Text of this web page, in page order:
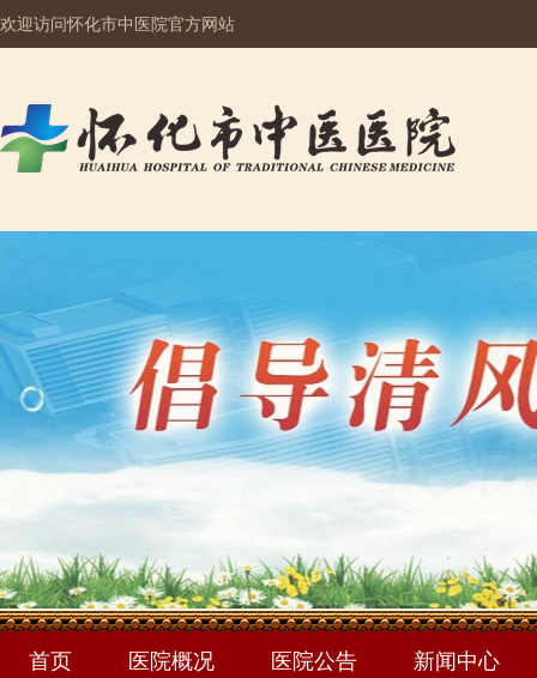
欢迎访问怀化市中医院官方网站
首页 医院概况 医院公告 新闻中心